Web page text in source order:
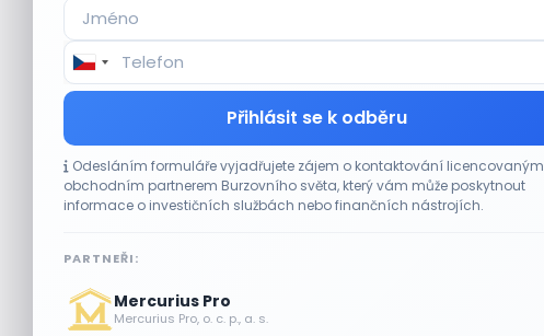
Přihlásit se k odběru
Odesláním formuláře vyjadřujete zájem o kontaktování licencovaným
obchodním partnerem Burzovního světa, který vám může poskytnout
informace o investičních službách nebo finančních nástrojích.
PARTNEŘI:
Mercurius Pro
Mercurius Pro, o. c. p., a. s.